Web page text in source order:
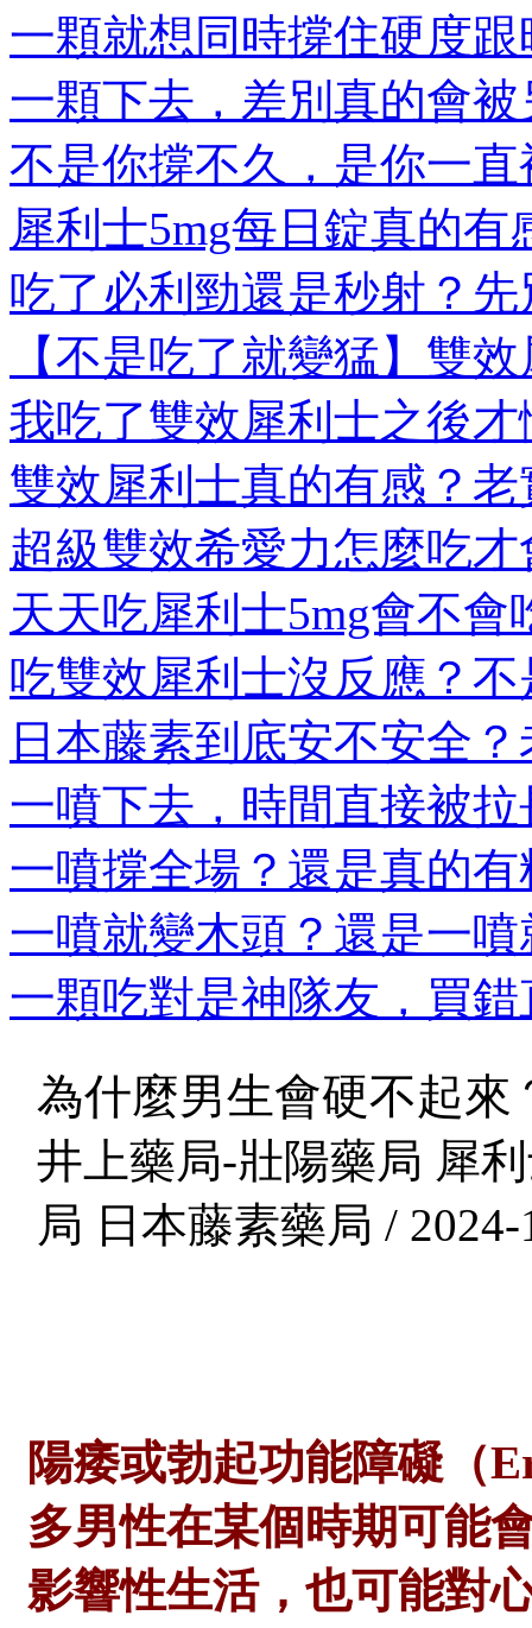
一顆就想同時撐住硬度
一顆下去，差別真的會
不是你撐不久，是你一
犀利士5mg每日錠真的有
吃了必利勁還是秒射？
【不是吃了就變猛】雙
我吃了雙效犀利士之後
雙效犀利士真的有感？
超級雙效希愛力怎麼吃
天天吃犀利士5mg會不會
吃雙效犀利士沒反應？
日本藤素到底安不安全
一噴下去，時間直接被
一噴撐全場？還是真的
一噴就變木頭？還是一
一顆吃對是神隊友，買
為什麼男生會硬不起
井上藥局-壯陽藥局 犀
局 日本藤素藥局 / 2024-
陽痿或勃起功能障礙（
多男性在某個時期可能
影響性生活，也可能對